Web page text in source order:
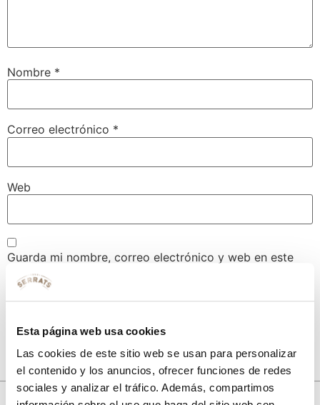
Esta página web usa cookies
Las cookies de este sitio web se usan para personalizar
el contenido y los anuncios, ofrecer funciones de redes
sociales y analizar el tráfico. Además, compartimos
Nombre *
Correo electrónico *
Web
Guarda mi nombre, correo electrónico y web en este